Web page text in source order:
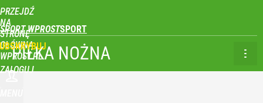
PRZEJDŹ
NA
STRONĘ
GŁÓWNĄ
WPROST.PL
SPORT WPROST
ZALOGUJ
PIŁKA NOŻNA